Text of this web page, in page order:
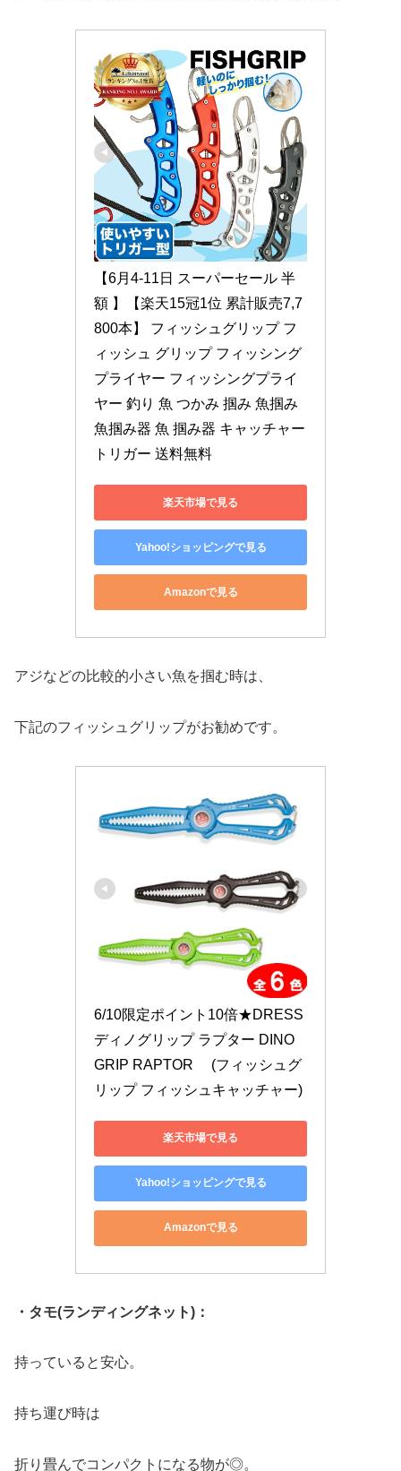
【6月4-11日 スーパーセール 半
額 】【楽天15冠1位 累計販売7,7
800本】 フィッシュグリップ フ
ィッシュ グリップ フィッシング
プライヤー フィッシングプライ
ヤー 釣り 魚 つかみ 掴み 魚掴み
魚掴み器 魚 掴み器 キャッチャー
トリガー 送料無料
楽天市場で見る
Yahoo!ショッピングで見る
Amazonで見る
アジなどの比較的小さい魚を掴む時は、
下記のフィッシュグリップがお勧めです。
6/10限定ポイント10倍★DRESS
ディノグリップ ラプター DINO
GRIP RAPTOR　 (フィッシュグ
リップ フィッシュキャッチャー)
楽天市場で見る
Yahoo!ショッピングで見る
Amazonで見る
・タモ(ランディングネット)：
持っていると安心。
持ち運び時は
折り畳んでコンパクトになる物が◎。